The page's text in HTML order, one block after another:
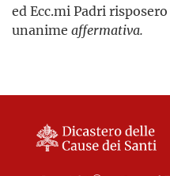
ed Ecc.mi Padri
unanime affermativa.